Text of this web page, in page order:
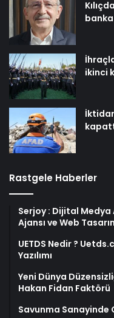
ikinci
Rastgele Haberler
Serjoy : Dijital Medya
Ajansı ve Web
UETDS Nedir ?
Yazılımı
Yeni Dünya
Hakan Fidan Faktörü
Savunma Sanayinde